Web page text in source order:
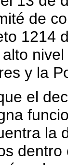
de
1214
y la
el
la